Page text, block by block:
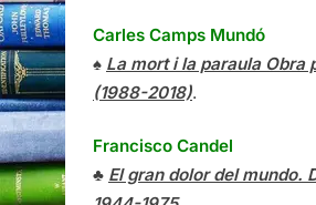
Carles Camps Mundó
♠ La mort i la paraula Obra
(1988-2018).
Francisco Candel
♣ El gran dolor del mundo.